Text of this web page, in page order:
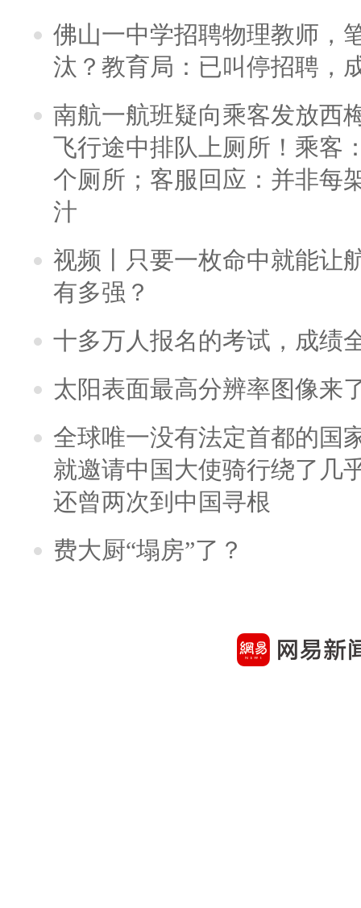
佛山一中学招聘物理教师，
汰？教育局：已叫停招聘，
南航一航班疑向乘客发放西
飞行途中排队上厕所！乘客
个厕所；客服回应：并非每
汁
视频丨只要一枚命中就能让
有多强？
十多万人报名的考试，成绩
太阳表面最高分辨率图像来
全球唯一没有法定首都的国
就邀请中国大使骑行绕了几
还曾两次到中国寻根
费大厨“塌房”了？